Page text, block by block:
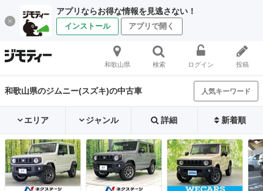
アプリならお得な情報を見逃さない！
インストール アプリで開く
和歌山県 検索 ログイン 投稿
和歌山県のジムニー(スズキ)の中古車 人気キーワード
エリア ジャンル 詳細 新着順